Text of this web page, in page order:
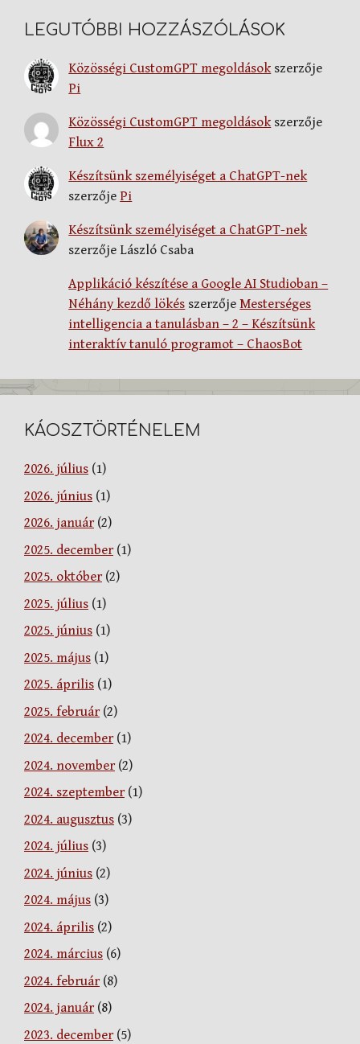
LEGUTÓBBI HOZZÁSZÓLÁSOK
Közösségi CustomGPT megoldásokszerzője
Pi
Közösségi CustomGPT megoldásokszerzője
Flux 2
Készítsünk személyiséget a ChatGPT-nek
szerzője Pi
Készítsünk személyiséget a ChatGPT-nek
szerzője László Csaba
Applikáció készítése a Google AI Studioban –
Néhány kezdő lökés szerzőjeMesterséges
intelligencia a tanulásban – 2 – Készítsünk
interaktív tanuló programot – ChaosBot
KÁOSZTÖRTÉNELEM
2026. július (1)
2026. június (1)
2026. január(2)
2025. december(1)
2025. október(2)
2025. július (1)
2025. június (1)
2025. május (1)
2025. április (1)
2025. február(2)
2024. december(1)
2024. november(2)
2024. szeptember(1)
2024. augusztus (3)
2024. július (3)
2024. június (2)
2024. május (3)
2024. április (2)
2024. március (6)
2024. február(8)
2024. január(8)
2023. december(5)